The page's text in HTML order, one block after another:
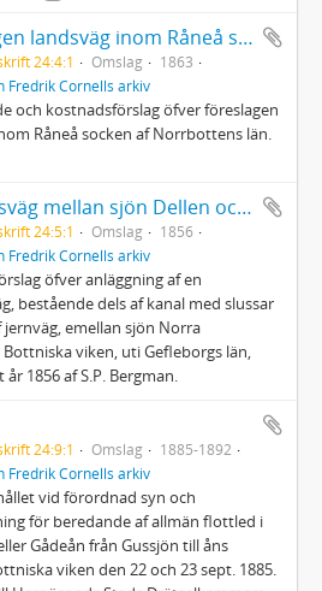
Föreslagen landsväg inom Råneå socken
24:4:1 Omslag
1863
Fredrik Cornells arkiv
och kostnadsförslag öfver föreslagen
Råneå socken af Norrbottens län.
Forslingsväg mellan sjön Dellen och Bottniska viken
24:5:1 Omslag
1856
Fredrik Cornells arkiv
öfver anläggning af en
bestående dels af kanal med slussar
jernväg, emellan sjön Norra
viken, uti Gefleborgs län,
1856 af S.P. Bergman.
24:9:1 Omslag
1885-1892
Fredrik Cornells arkiv
vid förordnad syn och
för beredande af allmän flottled i
Gådeån från Gussjön till åns
viken den 22 och 23 sept. 1885.